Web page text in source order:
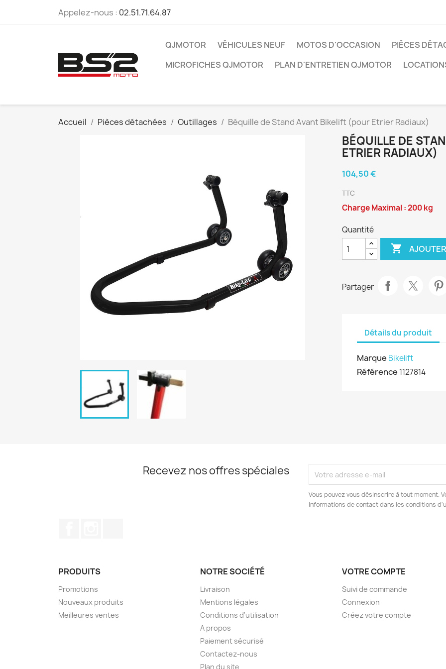
Appelez-nous : 02.51.71.64.87
QJMOTOR VÉHICULES NEUF MOTOS D'OCCASION PIÈCES
MICROFICHES QJMOTOR
PLAN D'ENTRETIEN QJMOTOR
Accueil Pièces détachées Outillages Béquille de Stand Avant Bikelift (pour Etrier Radiaux)
BÉQUILLE DE
ETRIER RADIAUX)
104,50 €
TTC
Charge Maximal : 200 kg
Quantité

Partager
Détails du produit
Marque Bikelift
Référence 1127814
Recevez nos offres spéciales
Vous pouvez vous désinscrire à tout moment.
informations de contact dans les conditions
PRODUITS
Promotions
Nouveaux produits
Meilleures ventes
NOTRE SOCIÉTÉ
Livraison
Mentions légales
Conditions d'utilisation
A propos
Paiement sécurisé
Contactez-nous
Plan du site
VOTRE COMPTE
Suivi de commande
Connexion
Créez votre compte